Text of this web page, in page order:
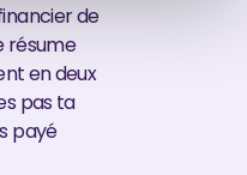
de
résume
en deux
pas ta
payé